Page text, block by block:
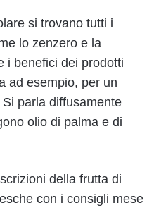
si trovano tutti i
lo zenzero e la
i benefici dei prodotti
ad esempio, per un
parla diffusamente
olio di palma e di
della frutta di
con i consigli mese